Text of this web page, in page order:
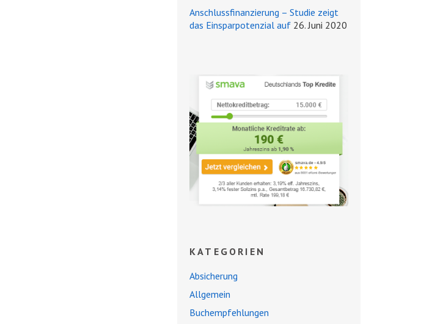
Anschlussfinanzierung – Studie zeigt
das Einsparpotenzial auf 26. Juni 2020
KATEGORIEN
Absicherung
Allgemein
Buchempfehlungen